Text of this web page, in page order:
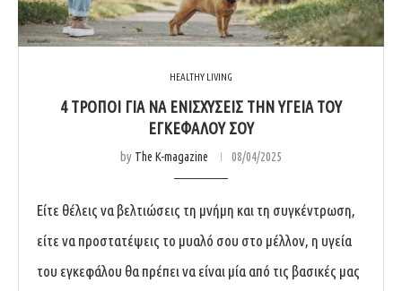
HEALTHY LIVING
4 ΤΡΟΠΟΙ ΓΙΑ ΝΑ ΕΝΙΣΧΥΣΕΙΣ ΤΗΝ ΥΓΕΙΑ ΤΟΥ
ΕΓΚΕΦΑΛΟΥ ΣΟΥ
by The K-magazine 08/04/2025
Είτε θέλεις να βελτιώσεις τη μνήμη και τη συγκέντρωση,
είτε να προστατέψεις το μυαλό σου στο μέλλον, η υγεία
του εγκεφάλου θα πρέπει να είναι μία από τις βασικές μας